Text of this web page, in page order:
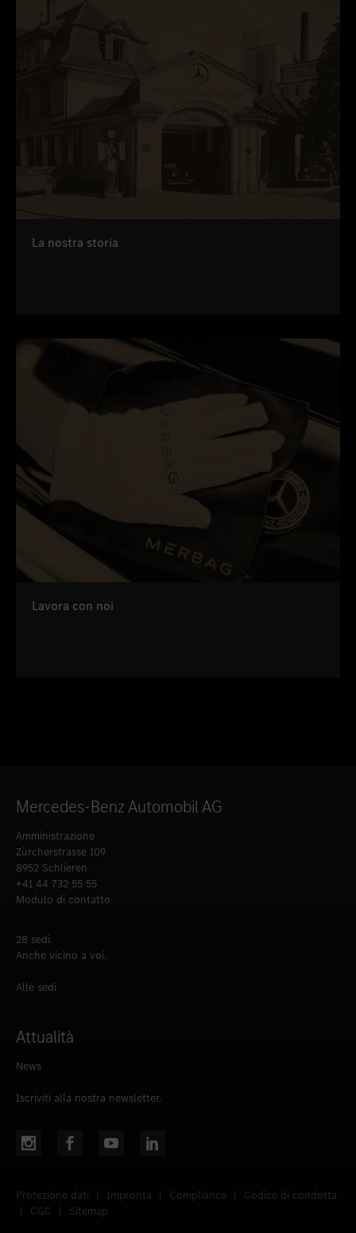
La nostra storia
Lavora con noi
Mercedes-Benz Automobil AG
Amministrazione
Zürcherstrasse 109
8952 Schlieren
+41 44 732 55 55
Modulo di contatto
28 sedi.
Anche vicino a voi.
Alle sedi
Attualità
News
Iscriviti alla nostra newsletter.
Protezione dati | Impronta | Compliance |
Codice di condotta
|
CGC | Sitemap